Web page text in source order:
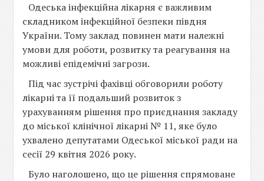
Одеська інфекційна лікарня є важливим
складником інфекційної безпеки півдня
України. Тому заклад повинен мати належні
умови для роботи, розвитку та реагування на
можливі епідемічні загрози.
Під час зустрічі фахівці обговорили роботу
лікарні та її подальший розвиток з
урахуванням рішення про приєднання закладу
до міської клінічної лікарні № 11, яке було
ухвалено депутатами Одеської міської ради на
сесії 29 квітня 2026 року.
Було наголошено, що це рішення спрямоване